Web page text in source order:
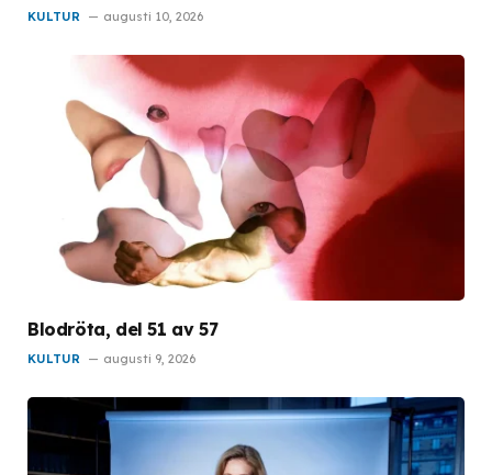
KULTUR augusti 10, 2026
Blodröta, del 51 av 57
KULTUR augusti 9, 2026